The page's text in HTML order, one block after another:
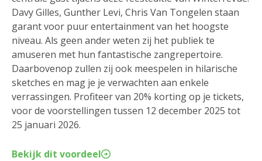
Davy Gilles, Gunther Levi, Chris Van Tongelen staan
garant voor puur entertainment van het hoogste
niveau. Als geen ander weten zij het publiek te
amuseren met hun fantastische zangrepertoire.
Daarbovenop zullen zij ook meespelen in hilarische
sketches en mag je je verwachten aan enkele
verrassingen. Profiteer van 20% korting op je tickets,
voor de voorstellingen tussen 12 december 2025 tot
25 januari 2026.
Bekijk dit voordeel